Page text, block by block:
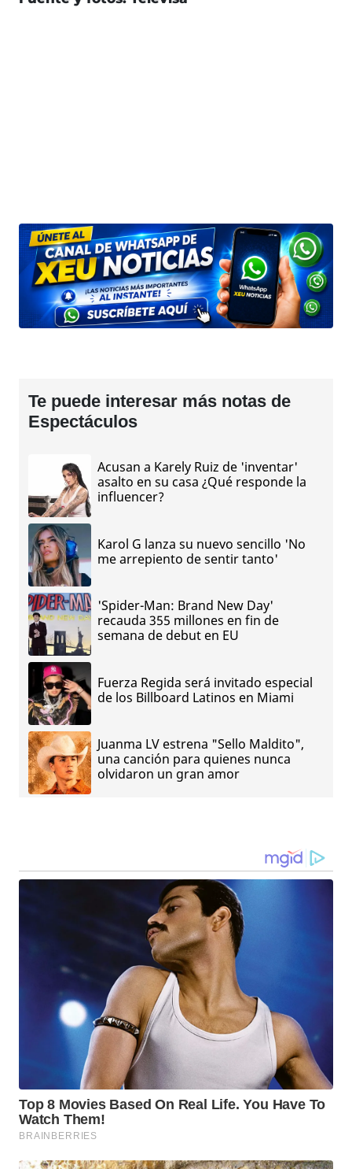
Te puede interesar más notas de
Espectáculos
Acusan a Karely Ruiz de 'inventar'
asalto en su casa ¿Qué responde la
influencer?
Karol G lanza su nuevo sencillo 'No
me arrepiento de sentir tanto'
'Spider-Man: Brand New Day'
recauda 355 millones en fin de
semana de debut en EU
Fuerza Regida será invitado especial
de los Billboard Latinos en Miami
Juanma LV estrena "Sello Maldito",
una canción para quienes nunca
olvidaron un gran amor